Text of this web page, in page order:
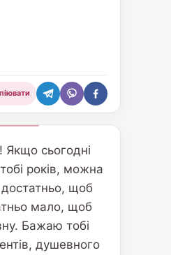
сьогодні
років, можна
достатньо, щоб
мало, щоб
Бажаю тобі
душевного